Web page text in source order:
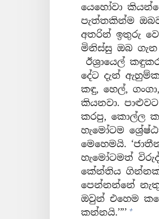
යෙහෝවා
පැත්තකින්ම
අතරින් ඉතුරු
මිනිස්සු ඔබ ගැන
ඊශ්‍රායෙල්
දේට දැන්
කඳු, හෙල්,
කියනවා.
කරපු, කොල්ල
හැමෝටම
මෙහෙමයි.
හැමෝටමත්
කේන්තිය
පෙන්නන්නේ
ඔවුන් එහෙම
කන්නයි.’”’ +